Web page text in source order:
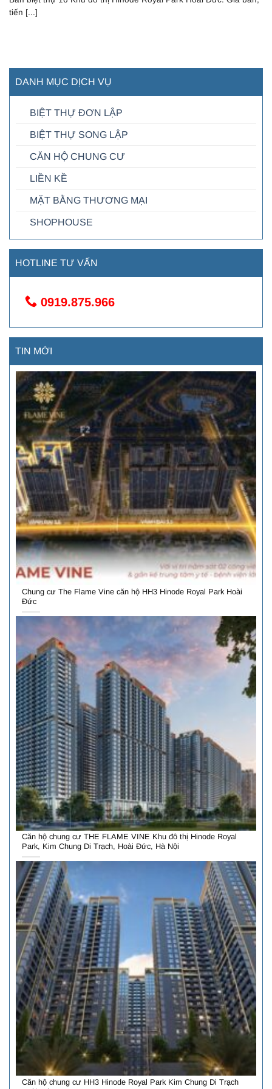
tiến [...]
DANH MỤC DỊCH VỤ
BIỆT THỰ ĐƠN LẬP
BIỆT THỰ SONG LẬP
CĂN HỘ CHUNG CƯ
LIỀN KỀ
MẶT BẰNG THƯƠNG MẠI
SHOPHOUSE
HOTLINE TƯ VẤN
0919.875.966
TIN MỚI
Chung cư The Flame Vine căn hộ HH3 Hinode Royal Park Hoài
Đức
Căn hộ chung cư THE FLAME VINE Khu đô thị Hinode Royal
Park, Kim Chung Di Trạch, Hoài Đức, Hà Nội
Căn hộ chung cư HH3 Hinode Royal Park Kim Chung Di Trạch